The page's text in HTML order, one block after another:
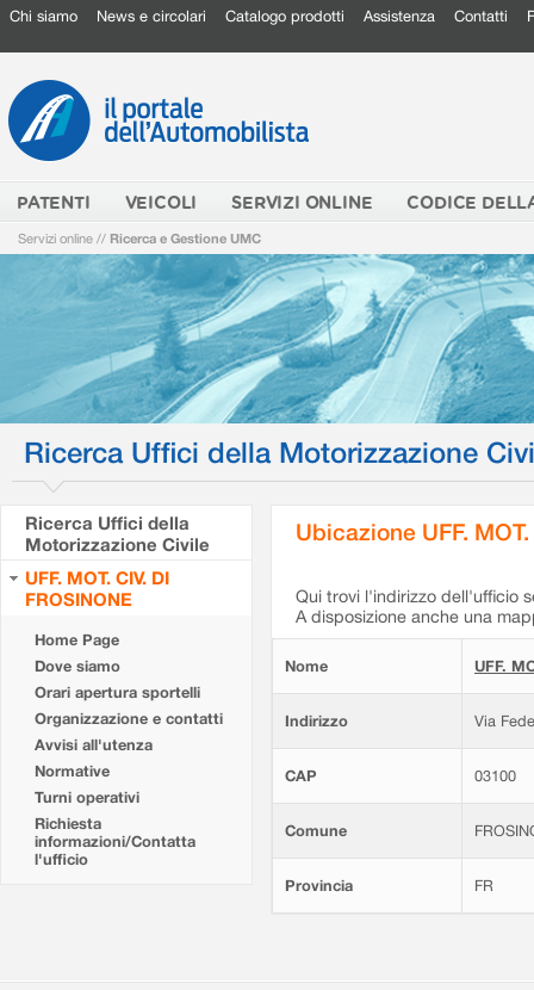
Chi siamo News e circolari Catalogo prodotti Assistenza Contatti
PATENTI VEICOLI SERVIZI ONLINE CODICE
Servizi online // Ricerca e Gestione UMC
Ricerca Uffici della Motorizzazione
Ricerca Uffici della
Motorizzazione Civile
UFF. MOT. CIV. DI
FROSINONE
Home Page
Dove siamo
Orari apertura sportelli
Organizzazione e contatti
Avvisi all'utenza
Normative
Turni operativi
Richiesta
informazioni/Contatta
l'ufficio
Ubicazione UFF.
Qui trovi l'indirizzo dell'ufficio
A disposizione anche una
Nome UFF.
Indirizzo Via
CAP 03100
Comune
Provincia FR